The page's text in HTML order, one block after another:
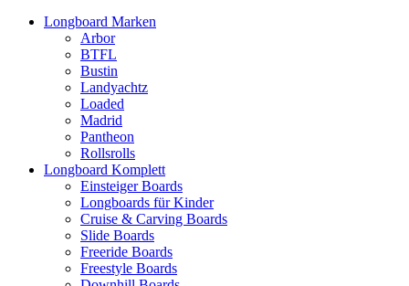
Longboard Marken
Arbor
BTFL
Bustin
Landyachtz
Loaded
Madrid
Pantheon
Rollsrolls
Longboard Komplett
Einsteiger Boards
Longboards für Kinder
Cruise & Carving Boards
Slide Boards
Freeride Boards
Freestyle Boards